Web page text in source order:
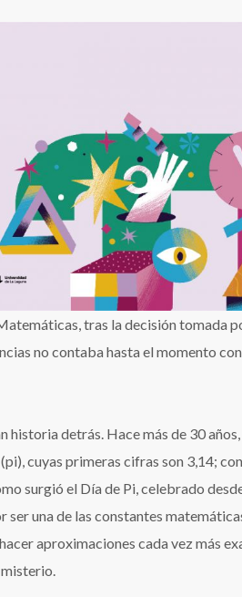
tras la decisión tomada
no contaba hasta el momento
historia detrás. Hace más de 30
cuyas primeras cifras son 3,14;
surgió el Día de Pi, celebrado
una de las constantes
aproximaciones cada vez más